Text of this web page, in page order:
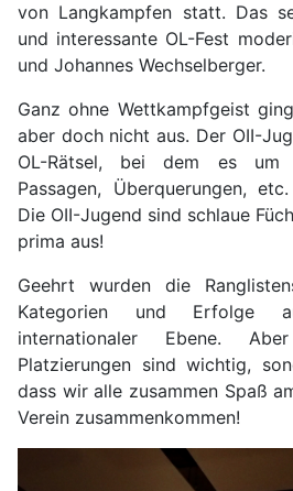
von Langkampfen statt. Das
und interessante OL-Fest
und Johannes Wechselberger.
Ganz ohne Wettkampfgeist
aber doch nicht aus. Der OII-
OL-Rätsel, bei dem es um
Passagen, Überquerungen,
Die OII-Jugend sind schlaue
prima aus!
Geehrt wurden die
Kategorien und Erfolge
internationaler Ebene.
Platzierungen sind wichtig,
dass wir alle zusammen Spaß
Verein zusammenkommen!